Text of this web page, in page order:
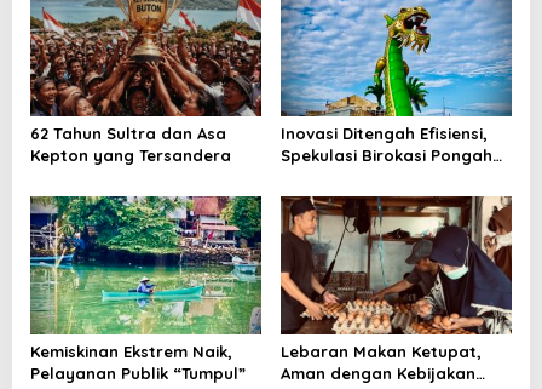
62 Tahun Sultra dan Asa
Kepton yang Tersandera
Inovasi Ditengah Efisiensi,
Spekulasi Birokasi Pongah
Kemiskinan Ekstrem Naik,
Pelayanan Publik “Tumpul”
Lebaran Makan Ketupat,
Aman dengan Kebijakan